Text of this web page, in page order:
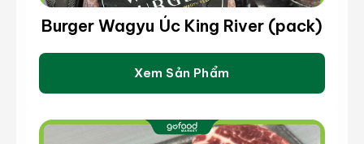
Burger Wagyu Úc King River (pack)
Xem Sản Phẩm